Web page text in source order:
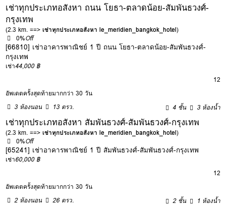
เช่าทุกประเภทอสังหา ถนน โยธา-ตลาดน้อย-สัมพันธวงศ์-
กรุงเทพ
(2.3 km. ==>เช่าทุกประเภทอสังหา le_meridien_bangkok_hotel)
0%Off
[66810] เช่าอาคารพาณิชย์ 1 ปี ถนน โยธา-ตลาดน้อย-สัมพันธวงศ์-
กรุงเทพ
เช่า44,000 ฿
12
อัพเดตครั้งสุดท้ายมากกว่า 30 วัน
3 ห้องนอน
13 ตรว. 4 ชั้น 3 ห้องน้ำ
เช่าทุกประเภทอสังหา สัมพันธวงศ์-สัมพันธวงศ์-กรุงเทพ
(2.3 km. ==>เช่าทุกประเภทอสังหา le_meridien_bangkok_hotel)
0%Off
[65241] เช่าอาคารพาณิชย์ 1 ปี สัมพันธวงศ์-สัมพันธวงศ์-กรุงเทพ
เช่า60,000 ฿
12
อัพเดตครั้งสุดท้ายมากกว่า 30 วัน
2 ห้องนอน
26 ตรว. 2 ชั้น 1 ห้องน้ำ